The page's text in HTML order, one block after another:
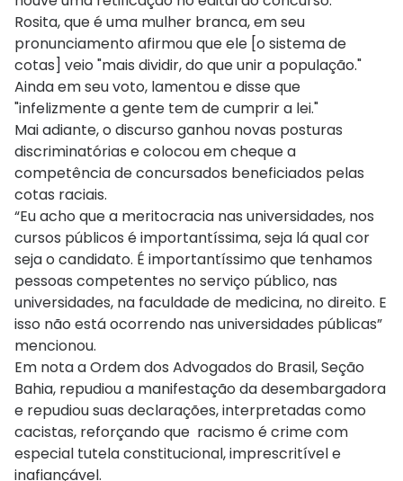
Rosita, que é uma mulher branca, em seu
pronunciamento afirmou que ele [o sistema de
cotas] veio "mais dividir, do que unir a população."
Ainda em seu voto, lamentou e disse que
"infelizmente a gente tem de cumprir a lei."
Mai adiante, o discurso ganhou novas posturas
discriminatórias e colocou em cheque a
competência de concursados beneficiados pelas
cotas raciais.
“Eu acho que a meritocracia nas universidades, nos
cursos públicos é importantíssima, seja lá qual cor
seja o candidato. É importantíssimo que tenhamos
pessoas competentes no serviço público, nas
universidades, na faculdade de medicina, no direito. E
isso não está ocorrendo nas universidades públicas”
mencionou.
Em nota a Ordem dos Advogados do Brasil, Seção
Bahia, repudiou a manifestação da desembargadora
e repudiou suas declarações, interpretadas como
cacistas, reforçando que racismo é crime com
especial tutela constitucional, imprescritível e
inafiançável.